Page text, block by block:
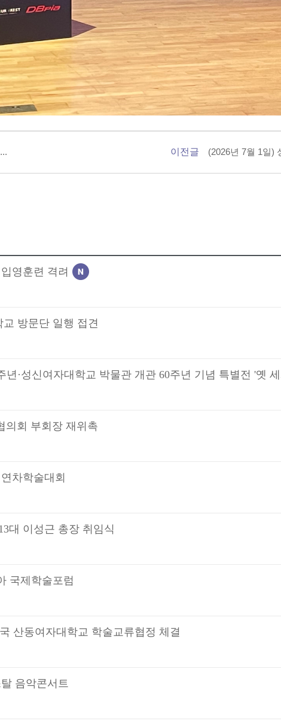
이전글 (2026년 7월 1일)
영훈련 격려
방문단 일행 접견
년·성신여자대학교 박물관 개관 60주년 기념 특별전 '옛
의회 부회장 재위촉
차학술대회
대 이성근 총장 취임식
국제학술포럼
산동여자대학교 학술교류협정 체결
음악콘서트